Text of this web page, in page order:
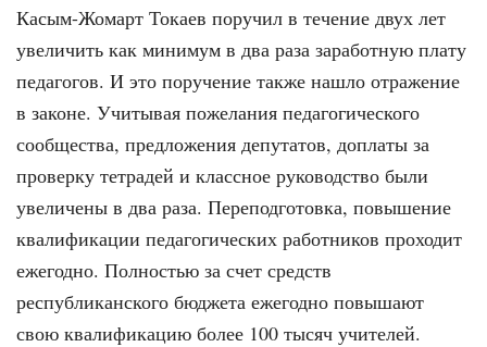
Касым-Жомарт Токаев поручил в течение двух лет
увеличить как минимум в два раза заработную плату
педагогов. И это поручение также нашло отражение
в законе. Учитывая пожелания педагогического
сообщества, предложения депутатов, доплаты за
проверку тетрадей и классное руководство были
увеличены в два раза. Переподготовка, повышение
квалификации педагогических работников проходит
ежегодно. Полностью за счет средств
республиканского бюджета ежегодно повышают
свою квалификацию более 100 тысяч учителей.